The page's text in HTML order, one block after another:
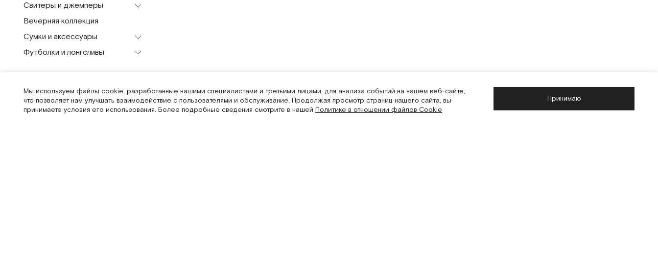
Пальто
Бомберы
Дубленки
Рубашки
Свитеры и джемперы
Все модели
Водолазки
Джемпер
Кардиганы
Свитеры
Вечерняя коллекция
Сумки и аксессуары
Все модели
Сумки
Футболки и лонгсливы
Лонгсливы
Мы используем файлы cookie, разработанные нашими специалистами и третьими лицами, для анализа событий на нашем веб-сайте,
что позволяет нам улучшать взаимодействие с пользователями и обслуживание. Продолжая просмотр страниц нашего сайта, вы
принимаете условия его использования. Более подробные сведения смотрите в нашей Политике в отношении файлов Cookie
Принимаю